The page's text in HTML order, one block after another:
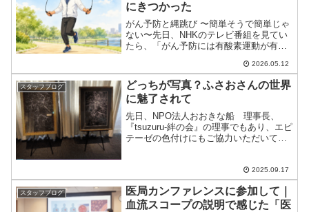
にきつかった
がん予防と縄跳び 〜簡単そうで簡単じゃ
ない〜先日、NHKのテレビ番組を見てい
たら、「がん予防には有酸素運動が有効
た。健康のために運動が大切という話は
よく耳にしますし、頭では分かっている
つもりでも、日々の生活...
2026.05.12
スタッフブログ
どっちが写真？ふさおさんの世界
に魅了されて
先日、NPO法人おおきな船 理事長、
『tsuzuru‐絆の会』の理事でもあり、エピ
テーゼの色付けにもご協力いただいてい
ました。会期は9月9日〜15日。会場に
は、ふさ...
2025.09.17
スタッフブログ
医局カンファレンスに参加して｜
血流スコープの説明で感じた「医